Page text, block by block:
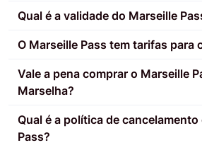
Qual é a validade do Marseille
O Marseille Pass tem tarifas para
Vale a pena comprar o Marseille
Marselha?
Qual é a política de
Pass?